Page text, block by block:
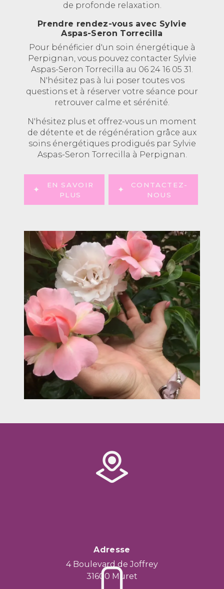
de profonde relaxation.
Prendre rendez-vous avec Sylvie
Aspas-Seron Torrecilla
Pour bénéficier d'un soin énergétique à
Perpignan, vous pouvez contacter Sylvie
Aspas-Seron Torrecilla au 06 24 16 05 31.
N'hésitez pas à lui poser toutes vos
questions et à réserver votre séance pour
retrouver calme et sérénité.
N'hésitez plus et offrez-vous un moment
de détente et de régénération grâce aux
soins énergétiques prodigués par Sylvie
Aspas-Seron Torrecilla à Perpignan.
EN SAVOIR
PLUS
CONTACTEZ-
NOUS
Adresse
4 Boulevard de Joffrey
31600 Muret